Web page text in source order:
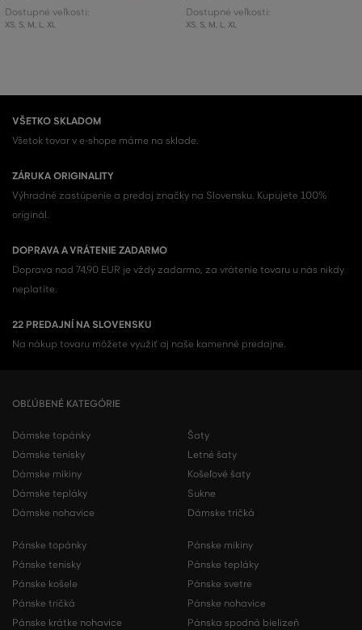
Dostupné veľkosti:
XS, S, M, L, XL
Dostupné veľkosti:
XS, S, M, L, XL
VŠETKO SKLADOM
Všetok tovar v e-shope máme na sklade.
ZÁRUKA ORIGINALITY
Výhradné zastúpenie a predaj značky na Slovensku. Kupujete 100%
originál.
DOPRAVA A VRÁTENIE ZADARMO
Doprava nad 74,90 EUR je vždy zadarmo, za vrátenie tovaru u nás nikdy
neplatíte.
22 PREDAJNÍ NA SLOVENSKU
Na nákup tovaru môžete využiť aj naše kamenné predajne.
OBĽÚBENÉ KATEGÓRIE
Dámske topánky
Dámske tenisky
Dámske mikiny
Dámske tepláky
Dámske nohavice
Šaty
Letné šaty
Košeľové šaty
Sukne
Dámske tričká
Pánske topánky
Pánske tenisky
Pánske košele
Pánske tričká
Pánske krátke nohavice
Pánske mikiny
Pánske tepláky
Pánske svetre
Pánske nohavice
Pánska spodná bielizeň